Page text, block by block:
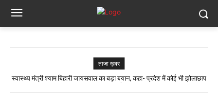
ताजा ख़बर
सांप ने काटा तो उसे गले में डाल लिया, फिर 14 KM बाइक दौड़ाकर पहुंचा अस्पताल
स्वास्थ्य मंत्री श्याम बिहारी जायसवाल का बड़ा बयान, कहा- प्रदेश में कोई भी झोलाछाप